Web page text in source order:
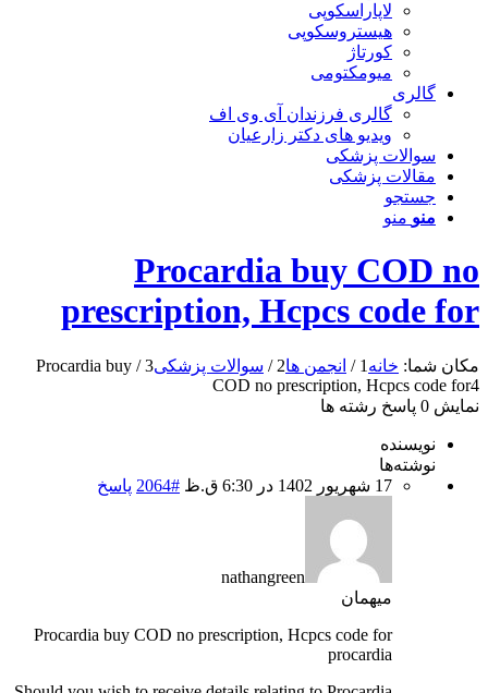
لاپاراسکوپی
هیستروسکوپی
کورتاژ
میومکتومی
گالری
گالری فرزندان آی وی اف
ویدیو های دکتر زارعیان
سوالات پزشکی
مقالات پزشکی
جستجو
منو منو
Procardia buy COD no
prescription, Hcpcs code for
مکان شما: خانه 1
/ انجمن ها2
/ سوالات پزشکی3
/
Procardia buy
COD no prescription, Hcpcs code for4
نمایش 0 پاسخ رشته ها
نویسنده
نوشته‌ها
17 شهریور 1402 در 6:30 ق.ظ
#2064 پاسخ
nathangreen
میهمان
Procardia buy COD no prescription, Hcpcs code for
procardia